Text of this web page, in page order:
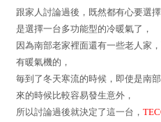
跟家人討論過後，既然都有心要選
是選擇一台多功能型的冷暖氣了，
因為南部老家裡面還有一些老人家
有暖氣機的，
毎到了冬天寒流的時候，即使是南
來的時候比較容易發生意外，
所以討論過後就決定了這一台，